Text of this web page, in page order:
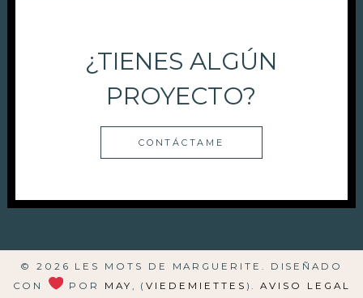
¿TIENES ALGÚN
PROYECTO?
CONTÁCTAME
© 2026 LES MOTS DE MARGUERITE. DISEÑADO
CON
POR MAY , (VIEDEMIETTES ).AVISO LEGAL